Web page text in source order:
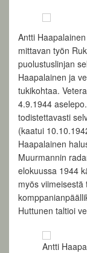
Antti
mittavan työn
puolustuslinjan
Haapalainen ja
tukikohtaa.
4.9.1944
todistettavasti
(kaatui
Haapalainen
Muurmannin
elokuussa 1944
myös
Huttunen taltioi
Antti